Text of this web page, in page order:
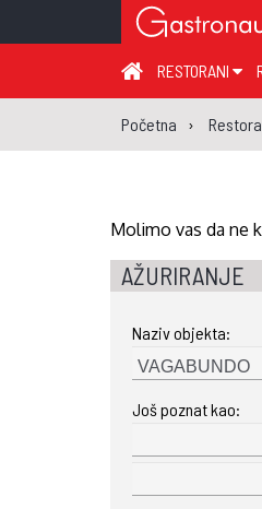
RESTORANI
ZAGREB I
BRODSKO-
OSJEČKO-
ISTARSKA
Početna
Molimo vas da ne
AŽURIRANJE
Naziv objekta:
Još poznat kao: